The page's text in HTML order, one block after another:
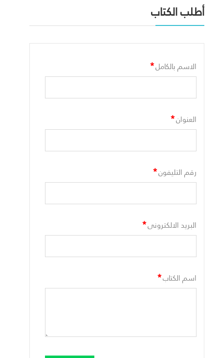
أطلب الكتاب
الاسم بالكامل*
العنوان*
رقم التليفون*
البريد الالكترونى*
اسم الكتاب*